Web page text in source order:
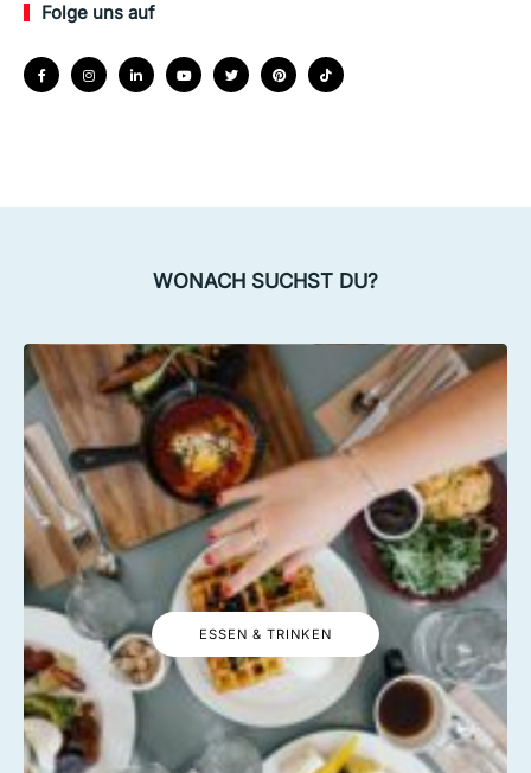
Folge uns auf
WONACH SUCHST DU?
ESSEN & TRINKEN